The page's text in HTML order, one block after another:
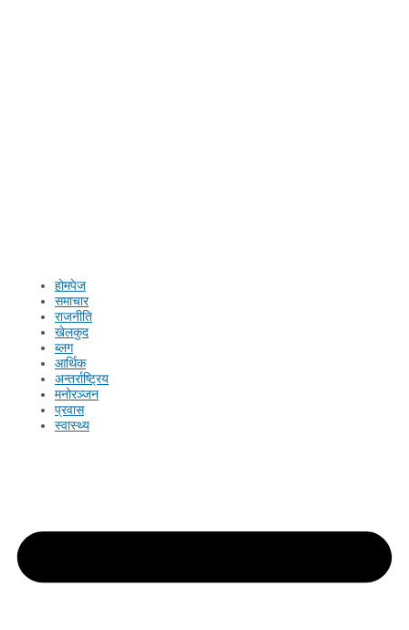
होमपेज
समाचार
राजनीति
खेलकुद
ब्लग
आर्थिक
अन्तर्राष्ट्रिय
मनोरञ्जन
प्रवास
स्वास्थ्य